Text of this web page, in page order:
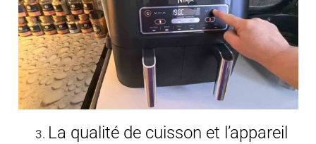
La qualité de cuisson et l’appareil